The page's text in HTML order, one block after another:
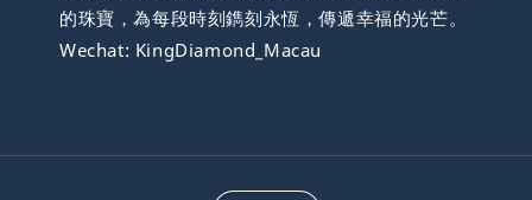
的珠寶，為每段時刻鐫刻永恆，傳遞幸福的光芒。
Wechat: KingDiamond_Macau